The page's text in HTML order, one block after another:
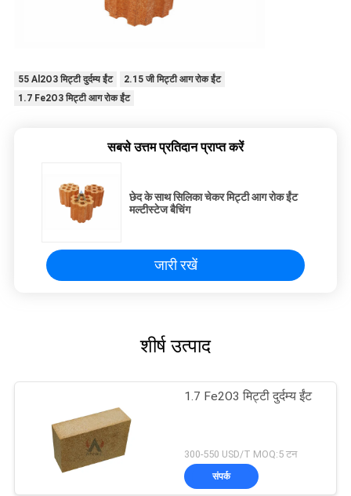
55 Al2O3 मिट्टी दुर्दम्य ईंट
2.15 जी मिट्टी आग रोक ईंट
1.7 Fe2O3 मिट्टी आग रोक ईंट
सबसे उत्तम प्रतिदान प्राप्त करें
छेद के साथ सिलिका चेकर मिट्टी आग रोक ईंट
मल्टीस्टेज बैचिंग
जारी रखें
शीर्ष उत्पाद
1.7 Fe2O3 मिट्टी दुर्दम्य ईंट
300-550 USD/T MOQ:5 टन
संपर्क